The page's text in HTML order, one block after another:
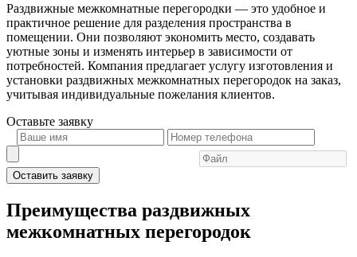
Раздвижные межкомнатные перегородки — это удобное и
практичное решение для разделения пространства в
помещении. Они позволяют экономить место, создавать
уютные зоны и изменять интерьер в зависимости от
потребностей. Компания предлагает услугу изготовления и
установки раздвижных межкомнатных перегородок на заказ,
учитывая индивидуальные пожелания клиентов.
Оставьте заявку
Оставить заявку
Преимущества раздвижных
межкомнатных перегородок